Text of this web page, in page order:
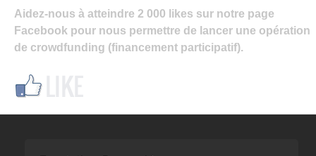
Aidez-nous à atteindre 2 000 likes sur notre page
Facebook pour nous permettre de lancer une opération
de crowdfunding (financement participatif).